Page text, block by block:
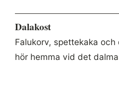
Dalakost
Falukorv, spettekaka
hör hemma vid det